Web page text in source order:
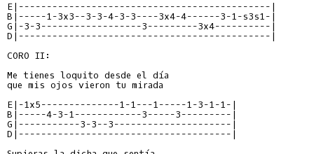
E|---------------------------------------------|
B|-----1-3x3--3-3-4-3-3----3x4-4------3-1-s3s1-|
G|-3-3------------------3---------3x4----------|
D|---------------------------------------------|
CORO II:
Me tienes loquito desde el día
que mis ojos vieron tu mirada
E|-1x5--------------1-1---1-----1-3-1-1-|
B|-----4-3-1------------3-----3---------|
G|-----------3-3--3---------------------|
D|--------------------------------------|